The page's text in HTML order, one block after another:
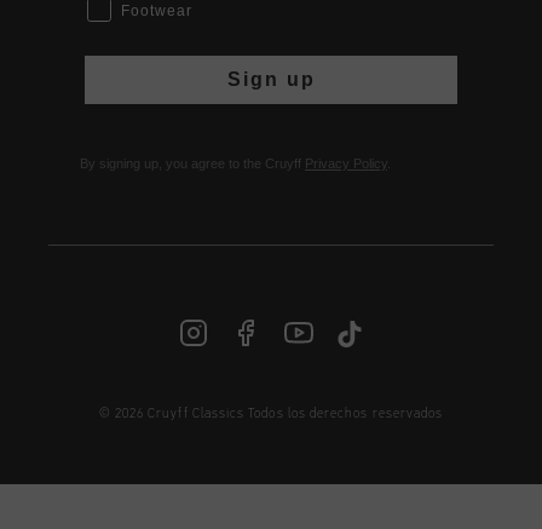
ES | € EUR
Footwear
Sign up
By signing up, you agree to the Cruyff Privacy Policy
© 2026 Cruyff Classics Todos los derechos reservados